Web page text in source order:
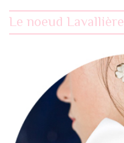
Le noeud Lavallière